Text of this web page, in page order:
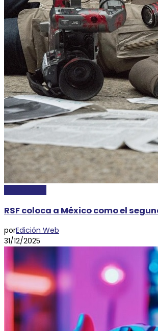
RSF coloca a México como el
porEdición Web
31/12/2025